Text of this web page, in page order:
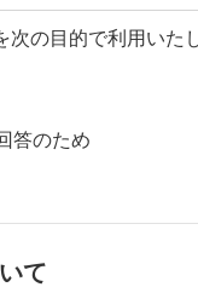
の目的で利用いた
答のため
て